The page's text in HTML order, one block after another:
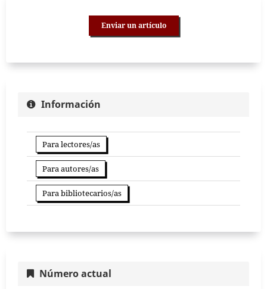
Enviar un artículo
Información
Para lectores/as
Para autores/as
Para bibliotecarios/as
Número actual